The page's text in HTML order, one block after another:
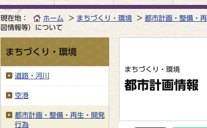
現在地： ホーム まちづくり・環境 都市計画・整備・
図情報等）について
まちづくり・環境
都市計画情報
まちづくり・環境
道路・河川
空港
都市計画・整備・再生・開発
行為